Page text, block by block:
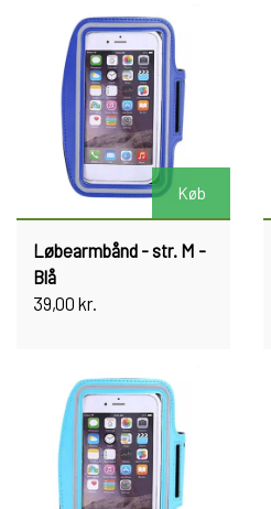
Køb
Løbearmbånd - str. M -
Blå
39,00 kr.